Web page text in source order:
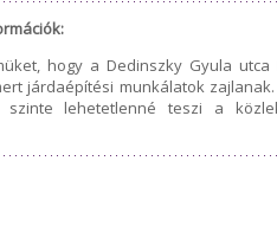
hogy a Dedinszky Gyula
járdaépítési munkálatok
szinte lehetetlenné teszi a